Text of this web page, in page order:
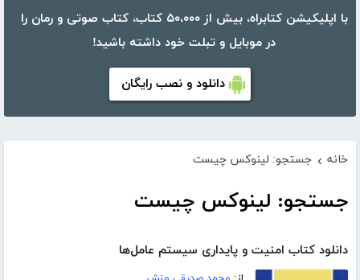
با اپلیکیشن کتابراه، بیش از ۵۰،۰۰۰ کتاب، کتاب صوتی و رمان را
در موبایل و تبلت خود داشته باشید!
دانلود و نصب رایگان
خانه › جستجو: لینوکس چیست
جستجو: لینوکس چیست
دانلود کتاب امنیت و پایداری سیستم عامل‌ها